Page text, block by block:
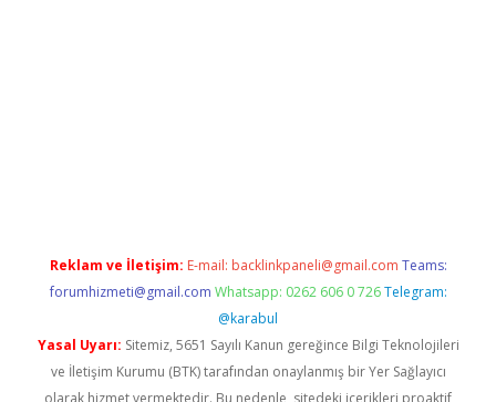
Reklam ve İletişim: E-mail: backlinkpaneli@gmail.com Teams:
forumhizmeti@gmail.com Whatsapp: 0262 606 0 726 Telegram:
@karabul
Yasal Uyarı: Sitemiz, 5651 Sayılı Kanun gereğince Bilgi Teknolojileri
ve İletişim Kurumu (BTK) tarafından onaylanmış bir Yer Sağlayıcı
olarak hizmet vermektedir. Bu nedenle, sitedeki içerikleri proaktif